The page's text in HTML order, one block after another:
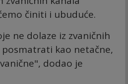
činiti i ubuduće.
ne dolaze iz zvaničnih
posmatrati kao netačne,
dodao je